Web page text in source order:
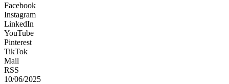
Facebook
Instagram
LinkedIn
YouTube
Pinterest
TikTok
Mail
RSS
10/06/2025